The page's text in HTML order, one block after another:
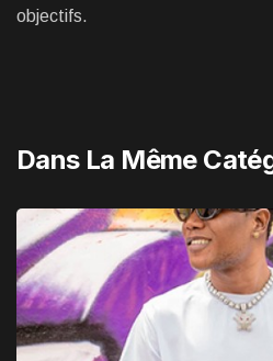
objectifs.
Dans La Même